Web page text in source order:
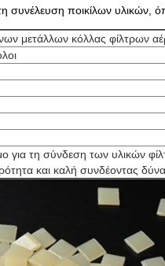
συνέλευση ποικίλων
μετάλλων κόλλας φίλτρων
για τη σύνδεση των υλικών
και καλή συνδέοντας